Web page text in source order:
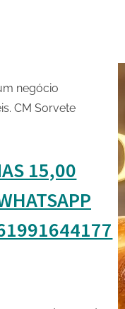
negócio
CM Sorvete
15,00